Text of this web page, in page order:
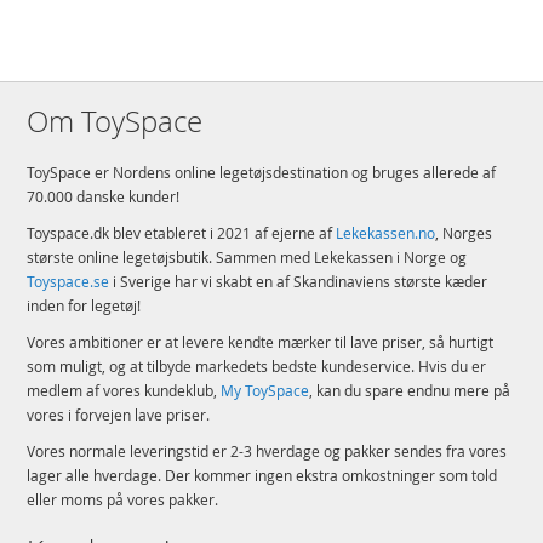
Aktuelt Mest solgte
Om ToySpace
ToySpace er Nordens online legetøjsdestination og bruges allerede af
70.000 danske kunder!
Toyspace.dk blev etableret i 2021 af ejerne afLekekassen.no, Norges
største online legetøjsbutik. Sammen med Lekekassen i Norge og
Toyspace.se i Sverige har vi skabt en af Skandinaviens største kæder
inden for legetøj!
Vores ambitioner er at levere kendte mærker til lave priser, så hurtigt
som muligt, og at tilbyde markedets bedste kundeservice. Hvis du er
medlem af vores kundeklub, My ToySpace, kan du spare endnu mere på
vores i forvejen lave priser.
Vores normale leveringstid er 2-3 hverdage og pakker sendes fra vores
lager alle hverdage. Der kommer ingen ekstra omkostninger som told
eller moms på vores pakker.